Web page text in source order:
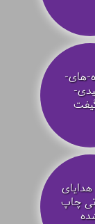
های-
هدایای
چاپ